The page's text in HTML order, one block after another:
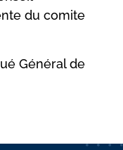
du comite
Général de